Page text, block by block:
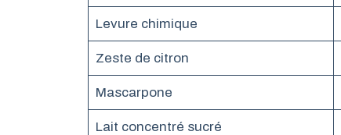
Levure chimique
Zeste de citron
Mascarpone
Lait concentré sucré